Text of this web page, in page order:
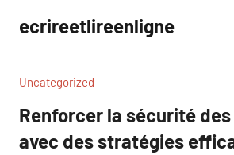
contenu
ecrireetlireenligne
Uncategorized
Renforcer la sécurité
avec des stratégies